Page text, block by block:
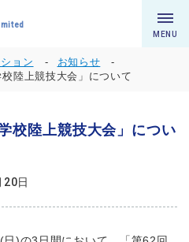
MENU
ョン
お知らせ
校陸上競技大会」について
校陸上競技大会」につい
20日